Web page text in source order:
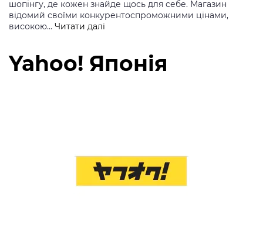
шопінгу, де кожен знайде щось для себе. Магазин
відомий своїми конкурентоспроможними цінами,
високою… Читати далі
Yahoo! Японія